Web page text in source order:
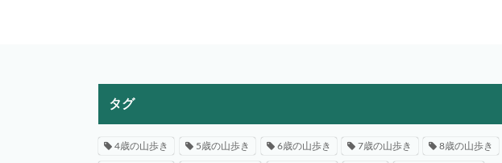
タグ
4歳の山歩き 5歳の山歩き 6歳の山歩き 7歳の山歩き 8歳の山歩き